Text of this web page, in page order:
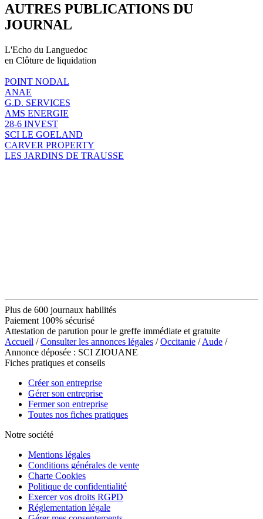
AUTRES PUBLICATIONS DU
JOURNAL
L'Echo du Languedoc
en Clôture de liquidation
POINT NODAL
ANAE
G.D. SERVICES
AMS ENERGIE
28-6 INVEST
SCI LE GOELAND
CARVER PROPERTY
LES JARDINS DE TRAUSSE
Plus de 600 journaux habilités
Paiement 100% sécurisé
Attestation de parution pour le greffe immédiate et gratuite
Accueil /Consulter les annonces légales /Occitanie /Aude /
Annonce déposée : SCI ZIOUANE
Fiches pratiques et conseils
Créer son entreprise
Gérer son entreprise
Fermer son entreprise
Toutes nos fiches pratiques
Notre société
Mentions légales
Conditions générales de vente
Charte Cookies
Politique de confidentialité
Exercer vos droits RGPD
Réglementation légale